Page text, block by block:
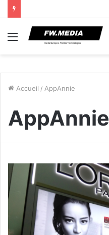
Menu
Accueil / AppAnnie
AppAnnie